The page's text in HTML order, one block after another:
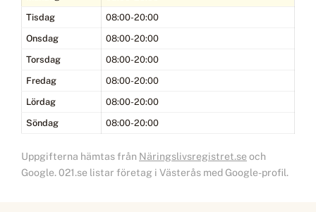
Tisdag
08:00-20:00
Onsdag
08:00-20:00
Torsdag
08:00-20:00
Fredag
08:00-20:00
Lördag
08:00-20:00
Söndag
08:00-20:00
Uppgifterna hämtas från Näringslivsregistret.se och
Google. 021.se listar företag i Västerås med Google-profil.